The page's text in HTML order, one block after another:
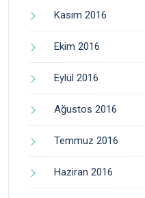
Kasım 2016
Ekim 2016
Eylül 2016
Ağustos 2016
Temmuz 2016
Haziran 2016